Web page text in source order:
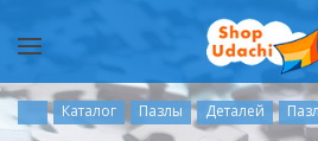
Каталог Пазлы Деталей